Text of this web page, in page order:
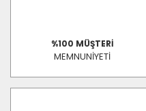
%100 MÜŞTERİ
MEMNUNİYETİ